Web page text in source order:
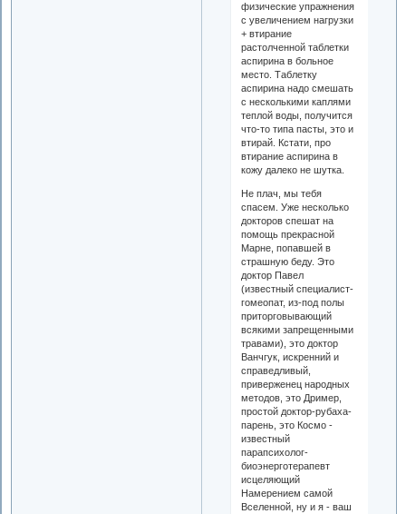
физические упражнения
с увеличением нагрузки
+ втирание
растолченной таблетки
аспирина в больное
место. Таблетку
аспирина надо смешать
с несколькими каплями
теплой воды, получится
что-то типа пасты, это и
втирай. Кстати, про
втирание аспирина в
кожу далеко не шутка.
Не плач, мы тебя
спасем. Уже несколько
докторов спешат на
помощь прекрасной
Марне, попавшей в
страшную беду. Это
доктор Павел
(известный специалист-
гомеопат, из-под полы
приторговывающий
всякими запрещенными
травами), это доктор
Ванчгук, искренний и
справедливый,
приверженец народных
методов, это Дример,
простой доктор-рубаха-
парень, это Космо -
известный
парапсихолог-
биоэнерготерапевт
исцеляющий
Намерением самой
Вселенной, ну и я - ваш